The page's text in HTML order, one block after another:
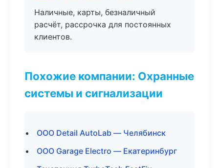
Наличные, карты, безналичный
расчёт, рассрочка для постоянных
клиентов.
Похожие компании: Охранные
системы и сигнализации
ООО Detail AutoLab — Челябинск
ООО Garage Electro — Екатеринбург